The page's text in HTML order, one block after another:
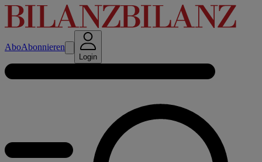
AboAbonnieren
Login